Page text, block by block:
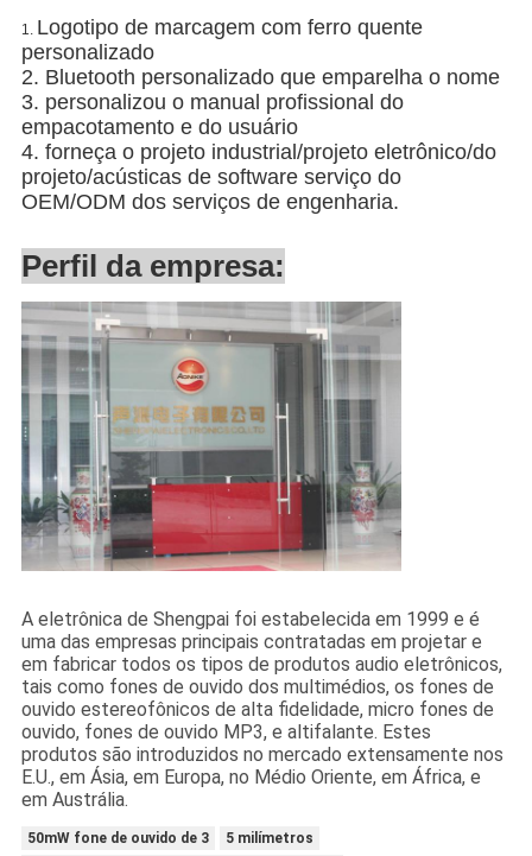
1. Logotipo de marcagem com ferro quente
personalizado
2. Bluetooth personalizado que emparelha o nome
3. personalizou o manual profissional do
empacotamento e do usuário
4. forneça o projeto industrial/projeto eletrônico/do
projeto/acústicas de software serviço do
OEM/ODM dos serviços de engenharia.
Perfil da empresa:
A eletrônica de Shengpai foi estabelecida em 1999 e é
uma das empresas principais contratadas em projetar e
em fabricar todos os tipos de produtos audio eletrônicos,
tais como fones de ouvido dos multimédios, os fones de
ouvido estereofônicos de alta fidelidade, micro fones de
ouvido, fones de ouvido MP3, e altifalante. Estes
produtos são introduzidos no mercado extensamente nos
E.U., em Ásia, em Europa, no Médio Oriente, em África, e
em Austrália.
50mW fone de ouvido de 3
5 milímetros